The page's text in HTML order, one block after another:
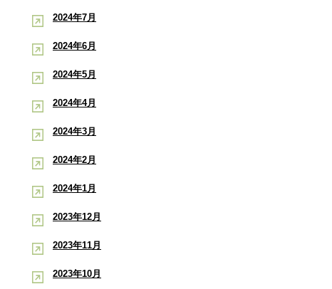
2024年7月
2024年6月
2024年5月
2024年4月
2024年3月
2024年2月
2024年1月
2023年12月
2023年11月
2023年10月